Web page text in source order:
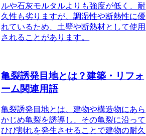
ルや石灰モルタルよりも強度が低く、耐
久性も劣りますが、調湿性や断熱性に優
れているため、土壁や断熱材として使用
されることがあります。
亀裂誘発目地とは？建築・リフォ
ーム関連用語
亀裂誘発目地とは、建物や構造物にあら
かじめ亀裂を誘導し、その亀裂に沿って
ひび割れを発生させることで建物の耐久